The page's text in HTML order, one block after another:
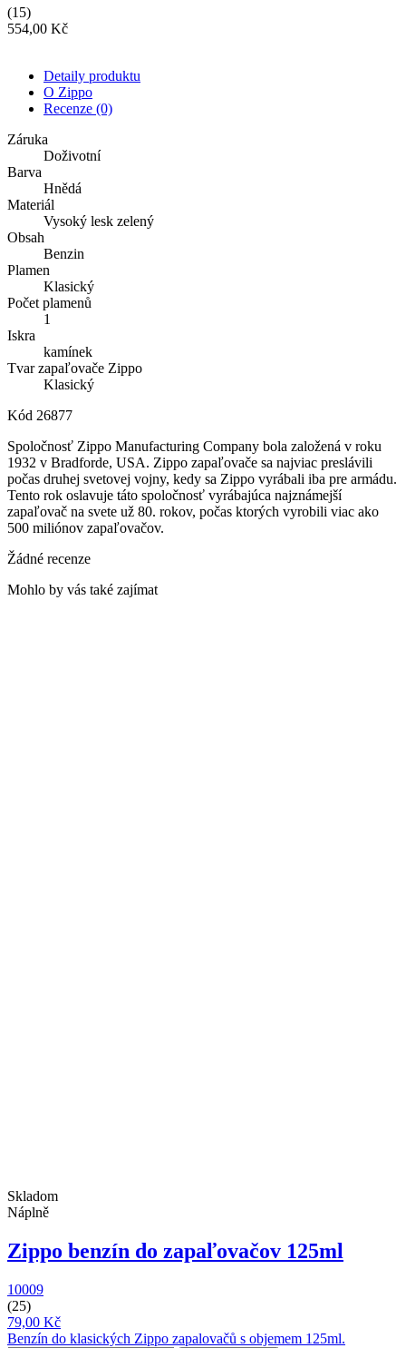
(15)
554,00 Kč
Detaily produktu
O Zippo
Recenze (0)
Záruka
Doživotní
Barva
Hnědá
Materiál
Vysoký lesk zelený
Obsah
Benzin
Plamen
Klasický
Počet plamenů
1
Iskra
kamínek
Tvar zapaľovače Zippo
Klasický
Kód 26877
Spoločnosť Zippo Manufacturing Company bola založená v roku
1932 v Bradforde, USA. Zippo zapaľovače sa najviac preslávili
počas druhej svetovej vojny, kedy sa Zippo vyrábali iba pre armádu.
Tento rok oslavuje táto spoločnosť vyrábajúca najznámejší
zapaľovač na svete už 80. rokov, počas ktorých vyrobili viac ako
500 miliónov zapaľovačov.
Žádné recenze
Mohlo by vás také zajímat
Skladom
Náplně
Zippo benzín do zapaľovačov 125ml
10009
(25)
79,00 Kč
Benzín do klasických Zippo zapalovačů s objemem 125ml.